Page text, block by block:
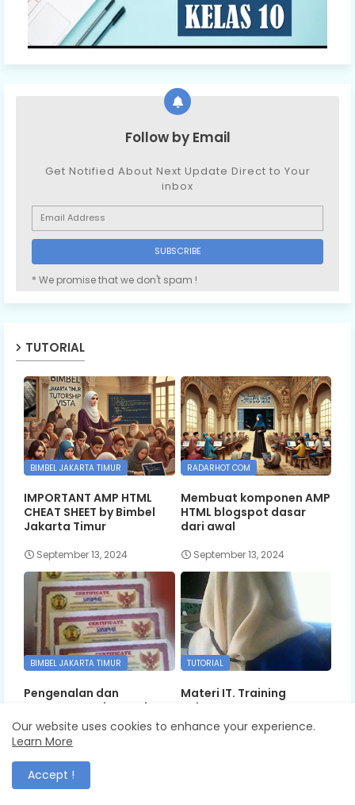
Follow by Email
Get Notified About Next Update Direct to Your
inbox
* We promise that we don't spam !
TUTORIAL
BIMBEL JAKARTA TIMUR
IMPORTANT AMP HTML
CHEAT SHEET by Bimbel
Jakarta Timur
September 13, 2024
RADARHOT COM
Membuat komponen AMP
HTML blogspot dasar
dari awal
September 13, 2024
BIMBEL JAKARTA TIMUR
Pengenalan dan
Pengaturan Sistem Linux
By Bimbel Jakarta Timur
September 03, 2024
TUTORIAL
Materi IT. Training
Bahasa Pemrograman
September 10, 2020
Our website uses cookies to enhance your experience.
Learn More
Accept !